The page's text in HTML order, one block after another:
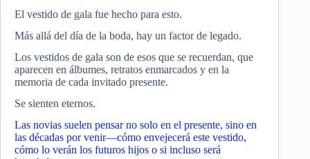
El vestido de gala fue hecho para esto.
Más allá del día de la boda, hay un factor de legado.
Los vestidos de gala son de esos que se recuerdan, que
aparecen en álbumes, retratos enmarcados y en la
memoria de cada invitado presente.
Se sienten eternos.
Las novias suelen pensar no solo en el presente, sino en
las décadas por venir—cómo envejecerá este vestido,
cómo lo verán los futuros hijos o si incluso será